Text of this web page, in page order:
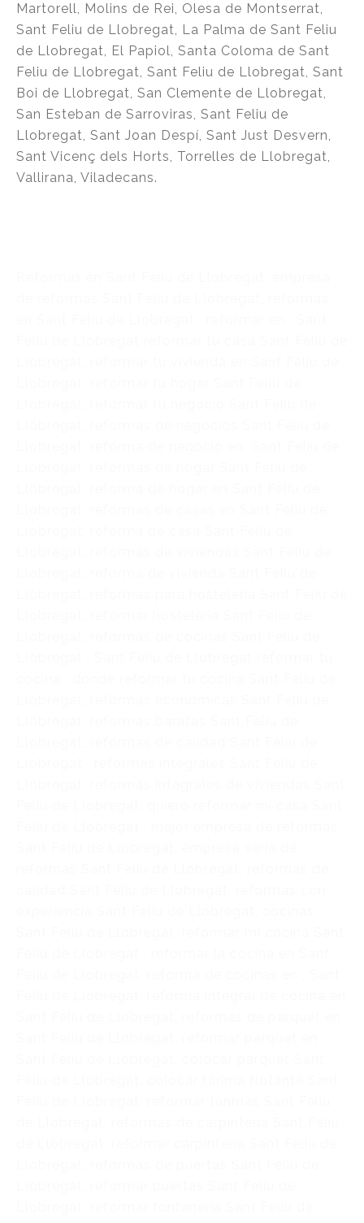
Martorell, Molins de Rei, Olesa de Montserrat,
Sant Feliu de Llobregat, La Palma de Sant Feliu
de Llobregat, El Papiol, Santa Coloma de Sant
Feliu de Llobregat, Sant Feliu de Llobregat, Sant
Boi de Llobregat, San Clemente de Llobregat,
San Esteban de Sarroviras, Sant Feliu de
Llobregat, Sant Joan Despí, Sant Just Desvern,
Sant Vicenç dels Horts, Torrelles de Llobregat,
Vallirana, Viladecans.